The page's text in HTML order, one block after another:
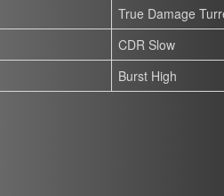
True Damage
CDR Slow
Burst High